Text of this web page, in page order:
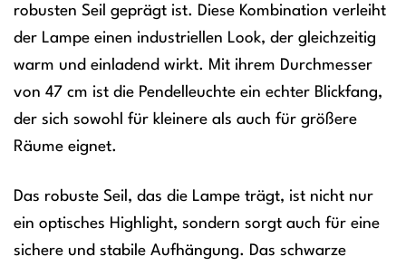
robusten Seil geprägt ist. Diese Kombination verleiht
der Lampe einen industriellen Look, der gleichzeitig
warm und einladend wirkt. Mit ihrem Durchmesser
von 47 cm ist die Pendelleuchte ein echter Blickfang,
der sich sowohl für kleinere als auch für größere
Räume eignet.
Das robuste Seil, das die Lampe trägt, ist nicht nur
ein optisches Highlight, sondern sorgt auch für eine
sichere und stabile Aufhängung. Das schwarze